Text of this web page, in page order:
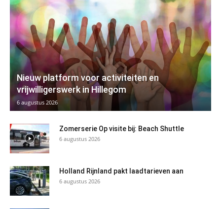
Nieuw platform voor activiteiten en
vrijwilligerswerk in Hillegom
6 augustus 2026
Zomerserie Op visite bij: Beach Shuttle
6 augustus 2026
Holland Rijnland pakt laadtarieven aan
6 augustus 2026